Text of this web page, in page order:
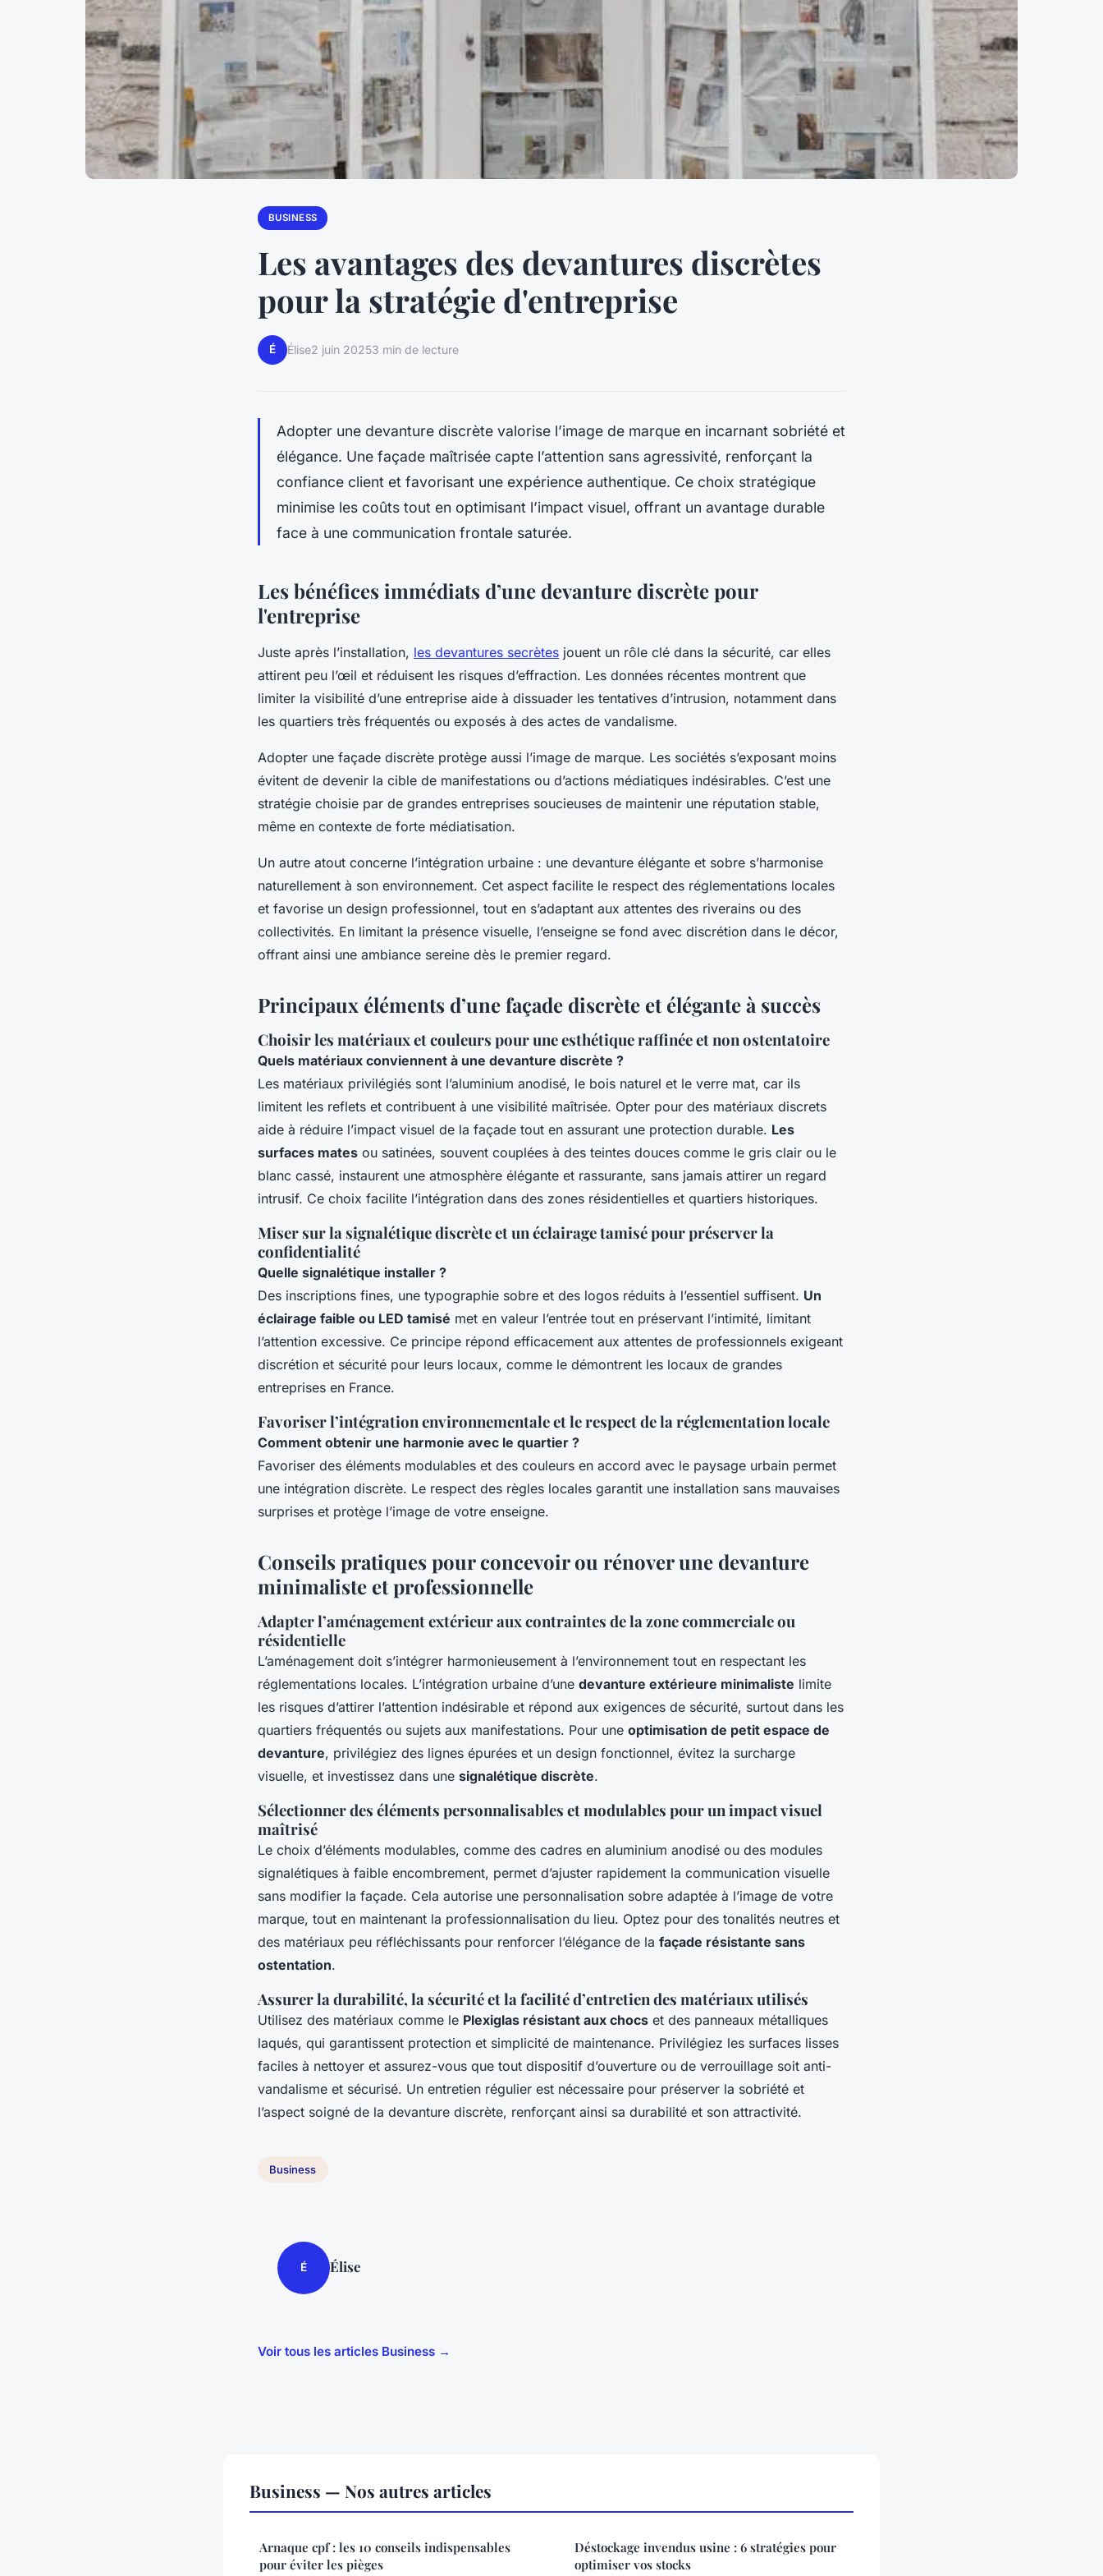
BUSINESS
Les avantages des devantures discrètes
pour la stratégie d'entreprise
É Élise2 juin 20253 min de lecture
Adopter une devanture discrète valorise l’image de marque en incarnant sobriété et
élégance. Une façade maîtrisée capte l’attention sans agressivité, renforçant la
confiance client et favorisant une expérience authentique. Ce choix stratégique
minimise les coûts tout en optimisant l’impact visuel, offrant un avantage durable
face à une communication frontale saturée.
Les bénéfices immédiats d’une devanture discrète pour
l'entreprise
Juste après l’installation, les devantures secrètes jouent un rôle clé dans la sécurité, car elles
attirent peu l’œil et réduisent les risques d’effraction. Les données récentes montrent que
limiter la visibilité d’une entreprise aide à dissuader les tentatives d’intrusion, notamment dans
les quartiers très fréquentés ou exposés à des actes de vandalisme.
Adopter une façade discrète protège aussi l’image de marque. Les sociétés s’exposant moins
évitent de devenir la cible de manifestations ou d’actions médiatiques indésirables. C’est une
stratégie choisie par de grandes entreprises soucieuses de maintenir une réputation stable,
même en contexte de forte médiatisation.
Un autre atout concerne l’intégration urbaine : une devanture élégante et sobre s’harmonise
naturellement à son environnement. Cet aspect facilite le respect des réglementations locales
et favorise un design professionnel, tout en s’adaptant aux attentes des riverains ou des
collectivités. En limitant la présence visuelle, l’enseigne se fond avec discrétion dans le décor,
offrant ainsi une ambiance sereine dès le premier regard.
Principaux éléments d’une façade discrète et élégante à succès
Choisir les matériaux et couleurs pour une esthétique raffinée et non ostentatoire
Quels matériaux conviennent à une devanture discrète ?
Les matériaux privilégiés sont l’aluminium anodisé, le bois naturel et le verre mat, car ils
limitent les reflets et contribuent à une visibilité maîtrisée. Opter pour des matériaux discrets
aide à réduire l’impact visuel de la façade tout en assurant une protection durable. Les
surfaces mates ou satinées, souvent couplées à des teintes douces comme le gris clair ou le
blanc cassé, instaurent une atmosphère élégante et rassurante, sans jamais attirer un regard
intrusif. Ce choix facilite l’intégration dans des zones résidentielles et quartiers historiques.
Miser sur la signalétique discrète et un éclairage tamisé pour préserver la
confidentialité
Quelle signalétique installer ?
Des inscriptions fines, une typographie sobre et des logos réduits à l’essentiel suffisent. Un
éclairage faible ou LED tamisé met en valeur l’entrée tout en préservant l’intimité, limitant
l’attention excessive. Ce principe répond efficacement aux attentes de professionnels exigeant
discrétion et sécurité pour leurs locaux, comme le démontrent les locaux de grandes
entreprises en France.
Favoriser l’intégration environnementale et le respect de la réglementation locale
Comment obtenir une harmonie avec le quartier ?
Favoriser des éléments modulables et des couleurs en accord avec le paysage urbain permet
une intégration discrète. Le respect des règles locales garantit une installation sans mauvaises
surprises et protège l’image de votre enseigne.
Conseils pratiques pour concevoir ou rénover une devanture
minimaliste et professionnelle
Adapter l’aménagement extérieur aux contraintes de la zone commerciale ou
résidentielle
L’aménagement doit s’intégrer harmonieusement à l’environnement tout en respectant les
réglementations locales. L’intégration urbaine d’une devanture extérieure minimaliste limite
les risques d’attirer l’attention indésirable et répond aux exigences de sécurité, surtout dans les
quartiers fréquentés ou sujets aux manifestations. Pour une optimisation de petit espace de
devanture, privilégiez des lignes épurées et un design fonctionnel, évitez la surcharge
visuelle, et investissez dans une signalétique discrète.
Sélectionner des éléments personnalisables et modulables pour un impact visuel
maîtrisé
Le choix d’éléments modulables, comme des cadres en aluminium anodisé ou des modules
signalétiques à faible encombrement, permet d’ajuster rapidement la communication visuelle
sans modifier la façade. Cela autorise une personnalisation sobre adaptée à l’image de votre
marque, tout en maintenant la professionnalisation du lieu. Optez pour des tonalités neutres et
des matériaux peu réfléchissants pour renforcer l’élégance de la façade résistante sans
ostentation.
Assurer la durabilité, la sécurité et la facilité d’entretien des matériaux utilisés
Utilisez des matériaux comme le Plexiglas résistant aux chocs et des panneaux métalliques
laqués, qui garantissent protection et simplicité de maintenance. Privilégiez les surfaces lisses
faciles à nettoyer et assurez-vous que tout dispositif d’ouverture ou de verrouillage soit anti-
vandalisme et sécurisé. Un entretien régulier est nécessaire pour préserver la sobriété et
l’aspect soigné de la devanture discrète, renforçant ainsi sa durabilité et son attractivité.
Business
É Élise
Voir tous les articles Business →
Business — Nos autres articles
Arnaque cpf : les 10 conseils indispensables
pour éviter les pièges
Déstockage invendus usine : 6 stratégies pour
optimiser vos stocks